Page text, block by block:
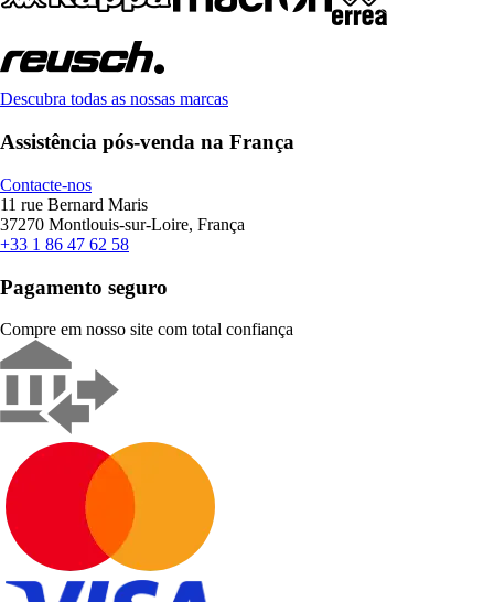
Descubra todas as nossas marcas
Assistência pós-venda na França
Contacte-nos
11 rue Bernard Maris
37270 Montlouis-sur-Loire, França
+33 1 86 47 62 58
Pagamento seguro
Compre em nosso site com total confiança